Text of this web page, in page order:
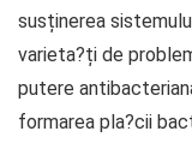
susținerea
varieta?ți de
putere
formarea pla?cii